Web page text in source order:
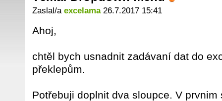
Zaslal/a excelama26.7.2017 15:41
Ahoj,
chtěl bych usnadnit zadávaní dat do
překlepům.
Potřebuji doplnit dva sloupce. V prvnim